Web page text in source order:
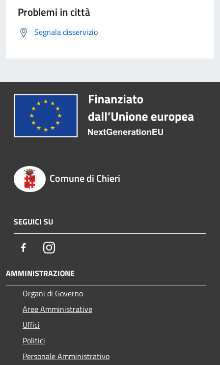
Problemi in città
Segnala disservizio
Comune di Chieri
SEGUICI SU
FacebookInstagram
AMMINISTRAZIONE
Organi di Governo
Aree Amministrative
Uffici
Politici
Personale Amministrativo